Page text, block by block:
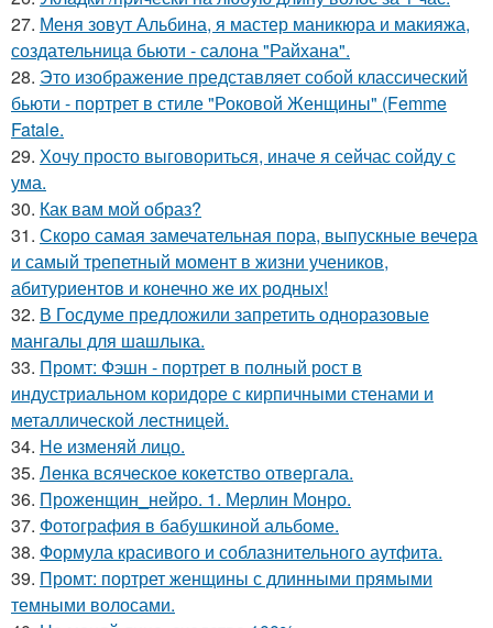
27. Меня зовут Альбина, я мастер маникюра и макияжа,
создательница бьюти - салона "Райхана".
28. Это изображение представляет собой классический
бьюти - портрет в стиле "Роковой Женщины" (Femme
Fatale.
29. Хочу просто выговориться, иначе я сейчас сойду с
ума.
30. Как вам мой образ?
31. Скоро самая замечательная пора, выпускные вечера
и самый трепетный момент в жизни учеников,
абитуриентов и конечно же их родных!
32. В Госдуме предложили запретить одноразовые
мангалы для шашлыка.
33. Промт: Фэшн - портрет в полный рост в
индустриальном коридоре с кирпичными стенами и
металлической лестницей.
34. Не изменяй лицо.
35. Лeнка всячeскоe кокeтство отвeргала.
36. Проженщин_нейро. 1. Мерлин Монро.
37. Фотография в бабушкиной альбоме.
38. Формула красивого и соблазнительного аутфита.
39. Промт: портрет женщины с длинными прямыми
темными волосами.